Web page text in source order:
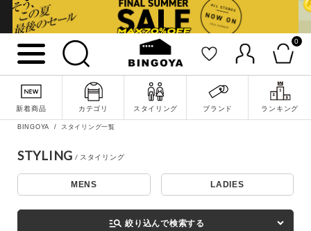
0
新着商品 カテゴリ スタイリング ブランド ランキング
詳細検索
BINGOYA スタイリング一覧
STYLING
MENS LADIES
manage_search 絞り込んで検索する